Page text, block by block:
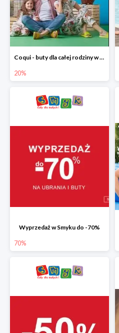
Coqui - buty dla całej rodziny w Smyku do -20%
20%
Wyprzedaż w Smyku do -70%
70%